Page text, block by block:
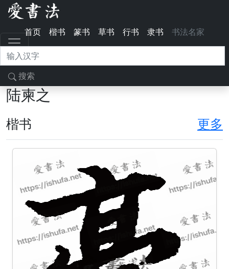
首页 楷书 篆书 草书 行书 隶书 书法名家
搜索
陆柬之
楷书 更多